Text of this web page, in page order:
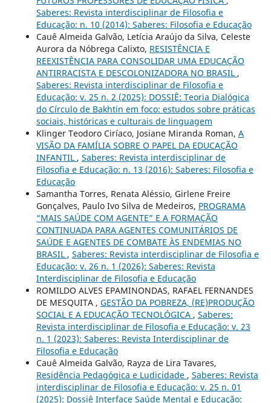
Saberes: Revista interdisciplinar de Filosofia e
Educação: n. 10 (2014): Saberes: Filosofia e Educação
Cauê Almeida Galvão, Letícia Araújo da Silva, Celeste
Aurora da Nóbrega Calixto, RESISTÊNCIA E
REEXISTÊNCIA PARA CONSOLIDAR UMA EDUCAÇÃO
ANTIRRACISTA E DESCOLONIZADORA NO BRASIL ,
Saberes: Revista interdisciplinar de Filosofia e
Educação: v. 25 n. 2 (2025): DOSSIÊ: Teoria Dialógica
do Círculo de Bakhtin em foco: estudos sobre práticas
sociais, históricas e culturais de linguagem
Klinger Teodoro Ciríaco, Josiane Miranda Roman, A
VISÃO DA FAMÍLIA SOBRE O PAPEL DA EDUCAÇÃO
INFANTIL , Saberes: Revista interdisciplinar de
Filosofia e Educação: n. 13 (2016): Saberes: Filosofia e
Educação
Samantha Torres, Renata Aléssio, Girlene Freire
Gonçalves, Paulo Ivo Silva de Medeiros, PROGRAMA
“MAIS SAÚDE COM AGENTE” E A FORMAÇÃO
CONTINUADA PARA AGENTES COMUNITÁRIOS DE
SAÚDE E AGENTES DE COMBATE ÀS ENDEMIAS NO
BRASIL , Saberes: Revista interdisciplinar de Filosofia e
Educação: v. 26 n. 1 (2026): Saberes: Revista
Interdisciplinar de Filosofia e Educação
ROMILDO ALVES EPAMINONDAS, RAFAEL FERNANDES
DE MESQUITA , GESTÃO DA POBREZA, (RE)PRODUÇÃO
SOCIAL E A EDUCAÇÃO TECNOLÓGICA , Saberes:
Revista interdisciplinar de Filosofia e Educação: v. 23
n. 1 (2023): Saberes: Revista Interdisciplinar de
Filosofia e Educação
Cauê Almeida Galvão, Rayza de Lira Tavares,
Residência Pedagógica e Ludicidade , Saberes: Revista
interdisciplinar de Filosofia e Educação: v. 25 n. 01
(2025): Dossiê Interface Saúde Mental e Educação: